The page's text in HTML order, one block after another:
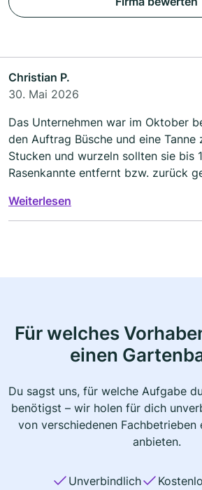
Christian P.
30. Mai 2026
Das Unternehmen war im Oktober
den Auftrag Büsche und eine Tanne
Stucken und wurzeln sollten sie bis
Rasenkannte entfernt bzw. zurück
Rasenkanntensteine für einen
ich im Frühjahr anfangen wollte,
nicht mehr reagiert.
Weiterlesen
Für welches
einen
Du sagst uns, für welche Aufgabe
benötigst – wir holen für dich
von verschiedenen Fachbetrieben
anbieten.
Unverbindlich